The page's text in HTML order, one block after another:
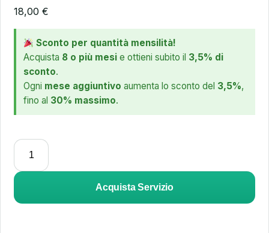
18,00 €
Sconto per quantità mensilità!
Acquista 8 o più mesi e ottieni subito il 3,5% di
sconto.
Ogni mese aggiuntivo aumenta lo sconto del 3,5%,
fino al 30% massimo.
Acquista Servizio